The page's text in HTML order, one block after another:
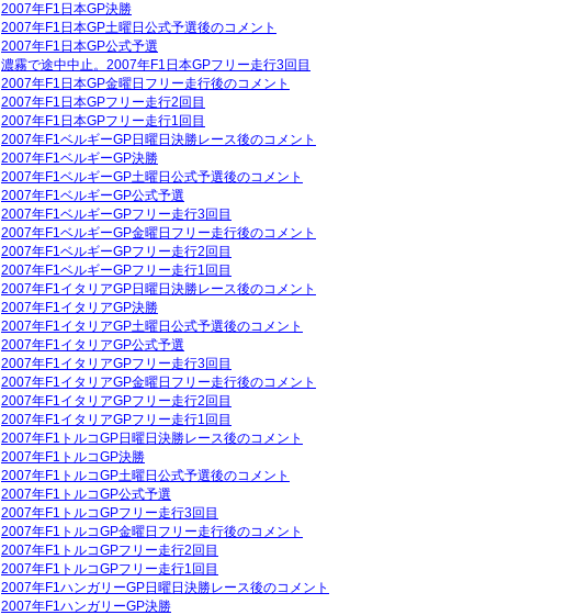
2007年F1日本GP決勝
2007年F1日本GP土曜日公式予選後のコメント
2007年F1日本GP公式予選
濃霧で途中中止。2007年F1日本GPフリー走行3回目
2007年F1日本GP金曜日フリー走行後のコメント
2007年F1日本GPフリー走行2回目
2007年F1日本GPフリー走行1回目
2007年F1ベルギーGP日曜日決勝レース後のコメント
2007年F1ベルギーGP決勝
2007年F1ベルギーGP土曜日公式予選後のコメント
2007年F1ベルギーGP公式予選
2007年F1ベルギーGPフリー走行3回目
2007年F1ベルギーGP金曜日フリー走行後のコメント
2007年F1ベルギーGPフリー走行2回目
2007年F1ベルギーGPフリー走行1回目
2007年F1イタリアGP日曜日決勝レース後のコメント
2007年F1イタリアGP決勝
2007年F1イタリアGP土曜日公式予選後のコメント
2007年F1イタリアGP公式予選
2007年F1イタリアGPフリー走行3回目
2007年F1イタリアGP金曜日フリー走行後のコメント
2007年F1イタリアGPフリー走行2回目
2007年F1イタリアGPフリー走行1回目
2007年F1トルコGP日曜日決勝レース後のコメント
2007年F1トルコGP決勝
2007年F1トルコGP土曜日公式予選後のコメント
2007年F1トルコGP公式予選
2007年F1トルコGPフリー走行3回目
2007年F1トルコGP金曜日フリー走行後のコメント
2007年F1トルコGPフリー走行2回目
2007年F1トルコGPフリー走行1回目
2007年F1ハンガリーGP日曜日決勝レース後のコメント
2007年F1ハンガリーGP決勝